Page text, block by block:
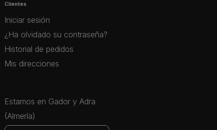
Clientes
Iniciar sesión
¿Ha olvidado su contraseña?
Historial de pedidos
Mis direcciones
Estamos en Gador y Adra
(Almería)